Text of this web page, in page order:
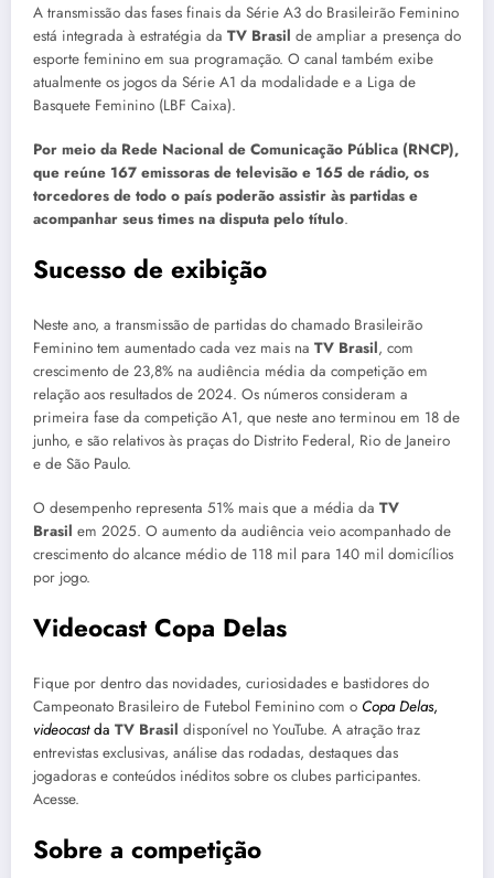
A transmissão das fases finais da Série A3 do Brasileirão Feminino
está integrada à estratégia da TV Brasil de ampliar a presença do
esporte feminino em sua programação. O canal também exibe
atualmente os jogos da Série A1 da modalidade e a Liga de
Basquete Feminino (LBF Caixa).
Por meio da Rede Nacional de Comunicação Pública (RNCP),
que reúne 167 emissoras de televisão e 165 de rádio, os
torcedores de todo o país poderão assistir às partidas e
acompanhar seus times na disputa pelo título.
Sucesso de exibição
Neste ano, a transmissão de partidas do chamado Brasileirão
Feminino tem aumentado cada vez mais na TV Brasil, com
crescimento de 23,8% na audiência média da competição em
relação aos resultados de 2024. Os números consideram a
primeira fase da competição A1, que neste ano terminou em 18 de
junho, e são relativos às praças do Distrito Federal, Rio de Janeiro
e de São Paulo.
O desempenho representa 51% mais que a média da TV
Brasil em 2025. O aumento da audiência veio acompanhado de
crescimento do alcance médio de 118 mil para 140 mil domicílios
por jogo.
Videocast Copa Delas
Fique por dentro das novidades, curiosidades e bastidores do
Campeonato Brasileiro de Futebol Feminino com o Copa Delas,
videocastda TV Brasil disponível no YouTube. A atração traz
entrevistas exclusivas, análise das rodadas, destaques das
jogadoras e conteúdos inéditos sobre os clubes participantes.
Acesse.
Sobre a competição